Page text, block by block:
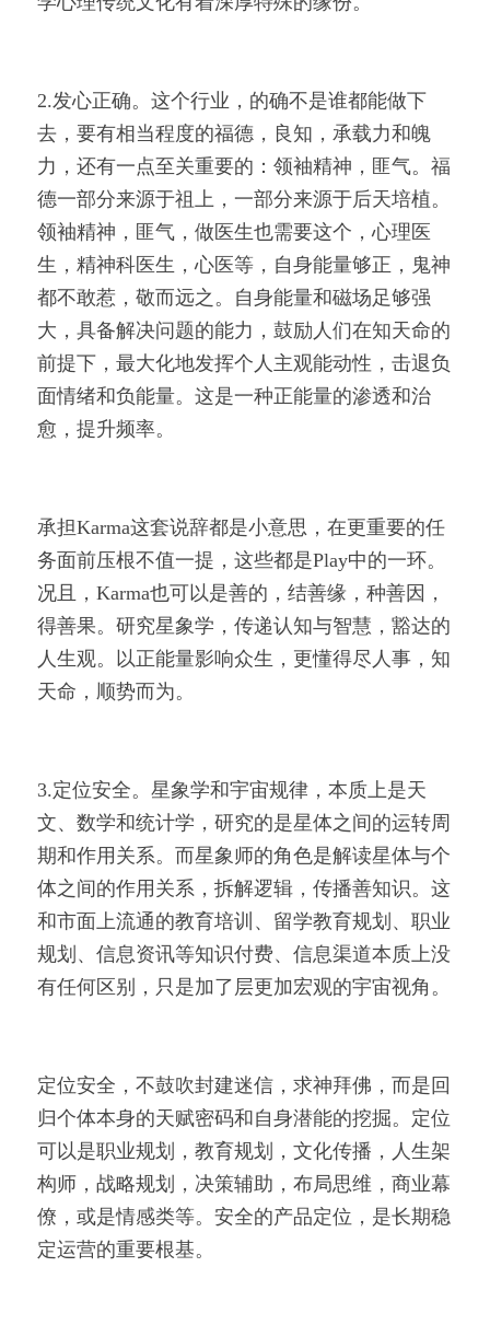
2.发心正确。这个行业，的确不是谁都能做下
去，要有相当程度的福德，良知，承载力和魄
力，还有一点至关重要的：领袖精神，匪气。福
德一部分来源于祖上，一部分来源于后天培植。
领袖精神，匪气，做医生也需要这个，心理医
生，精神科医生，心医等，自身能量够正，鬼神
都不敢惹，敬而远之。自身能量和磁场足够强
大，具备解决问题的能力，鼓励人们在知天命的
前提下，最大化地发挥个人主观能动性，击退负
面情绪和负能量。这是一种正能量的渗透和治
愈，提升频率。
承担Karma这套说辞都是小意思，在更重要的任
务面前压根不值一提，这些都是Play中的一环。
况且，Karma也可以是善的，结善缘，种善因，
得善果。研究星象学，传递认知与智慧，豁达的
人生观。以正能量影响众生，更懂得尽人事，知
天命，顺势而为。
3.定位安全。星象学和宇宙规律，本质上是天
文、数学和统计学，研究的是星体之间的运转周
期和作用关系。而星象师的角色是解读星体与个
体之间的作用关系，拆解逻辑，传播善知识。这
和市面上流通的教育培训、留学教育规划、职业
规划、信息资讯等知识付费、信息渠道本质上没
有任何区别，只是加了层更加宏观的宇宙视角。
定位安全，不鼓吹封建迷信，求神拜佛，而是回
归个体本身的天赋密码和自身潜能的挖掘。定位
可以是职业规划，教育规划，文化传播，人生架
构师，战略规划，决策辅助，布局思维，商业幕
僚，或是情感类等。安全的产品定位，是长期稳
定运营的重要根基。